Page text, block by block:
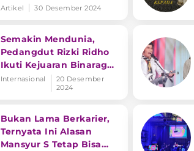
Bagian dari
Artikel 30 Desember 2024
Semakin Mendunia,
Pedangdut Rizki Ridho
Ikuti Kejuaran Binaraga
FIF Malaysia 2024
Internasional
20 Desember
2024
Bukan Lama Berkarier,
Ternyata Ini Alasan
Mansyur S Tetap Bisa